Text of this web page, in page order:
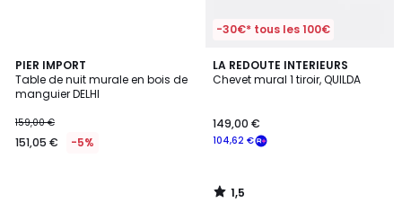
PIER IMPORT
Table de nuit murale en bois de
manguier DELHI
159,00 €
151,05 € -5%
-30€* tous les 100€
LA REDOUTE INTERIEURS
Chevet mural 1 tiroir, QUILDA
104,62 €
149,00 €
1,5
/
1,5
/